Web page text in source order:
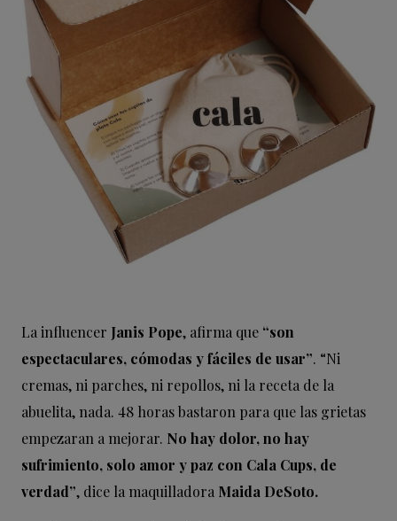
La influencer Janis Pope, afirma que “son
espectaculares, cómodas y fáciles de usar”. “Ni
cremas, ni parches, ni repollos, ni la receta de la
abuelita, nada. 48 horas bastaron para que las grietas
empezaran a mejorar. No hay dolor, no hay
sufrimiento, solo amor y paz con Cala Cups, de
verdad”, dice la maquilladora Maida DeSoto.